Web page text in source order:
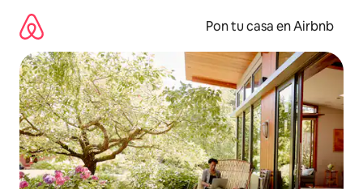
contenido
Pon tu casa en Airbnb